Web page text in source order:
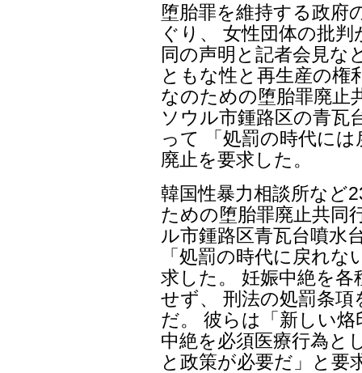
堕胎罪を維持する政府
ぐり、 女性団体の批
同の声明と記者会見な
ともな性と再生産の権
なのための堕胎罪廃止
ソウル市鍾路区の青瓦
って 「処罰の時代に
廃止を要求した。
韓国性暴力相談所など
ための堕胎罪廃止共同
ル市鍾路区青瓦台噴水
「処罰の時代に戻れ
求した。 妊娠中絶を
せず、 刑法の処罰条
だ。 彼らは「新しい
中絶を必須医療行為と
と政策が必要だ」と要